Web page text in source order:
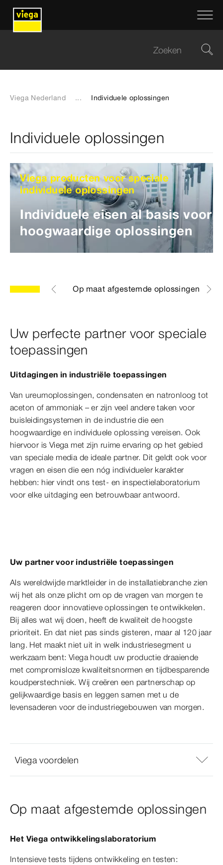
Viega Nederland ... Individuele oplossingen
Individuele oplossingen
Viega producten voor speciale
individuele oplossingen
Individuele eisen al basis voor
hoogwaardige oplossingen
Op maat afgestemde oplossingen
Uw perfecte partner voor speciale
toepassingen
Uitdagingen in industriële toepassingen
Van ureumoplossingen, condensaten en natronloog tot
aceton of ammoniak – er zijn veel andere taken voor
buisleidingsystemen in de industrie die een
hoogwaardige en individuele oplossing vereisen. Ook
hiervoor is Viega met zijn ruime ervaring op het gebied
van speciale media de ideale partner. Dit geldt ook voor
vragen en eisen die een nóg individueler karakter
hebben: hier vindt ons test- en inspectielaboratorium
voor elke uitdaging een betrouwbaar antwoord.
Uw partner voor industriële toepassingen
Als wereldwijde marktleider in de installatiebranche zien
wij het als onze plicht om op de vragen van morgen te
reageren door innovatieve oplossingen te ontwikkelen.
Bij alles wat wij doen, heeft de kwaliteit de hoogste
prioriteit. En dat niet pas sinds gisteren, maar al 120 jaar
lang. Het maakt niet uit in welk industriesegment u
werkzaam bent: Viega houdt uw productie draaiende
met compromisloze kwaliteitsnormen en tijdbesparende
koudperstechniek. Wij creëren een partnerschap op
gelijkwaardige basis en leggen samen met u de
levensaderen voor de industriegebouwen van morgen.
Viega voordelen
Op maat afgestemde oplossingen
Het Viega ontwikkelingslaboratorium
Intensieve tests tijdens ontwikkeling en testen: